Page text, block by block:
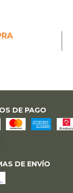
DE PAGO
DE ENVÍO